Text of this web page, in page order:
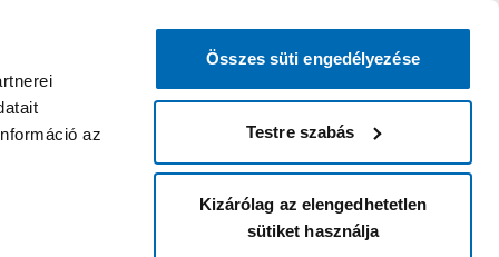
az
Összes süti engedélyezése
Testre szabás
Kizárólag az elengedhetetlen
sütiket használja
bejelentkezni?
Belépés Listáim
Áruházak és szolgáltatások